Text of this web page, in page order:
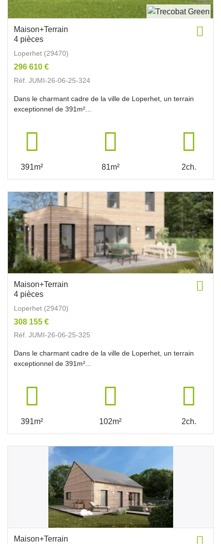
Maison+Terrain
4 pièces
Loperhet (29470)
296 610 €
Réf. JUMI-26-06-25-324
Dans le charmant cadre de la ville de Loperhet, un terrain
exceptionnel de 391m²...
391m² 81m² 2ch.
Maison+Terrain
4 pièces
Loperhet (29470)
308 155 €
Réf. JUMI-26-06-25-325
Dans le charmant cadre de la ville de Loperhet, un terrain
exceptionnel de 391m²...
391m² 102m² 2ch.
Maison+Terrain